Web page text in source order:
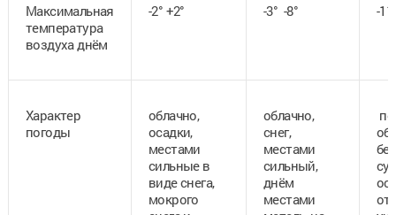
Максимальная
температура
воздуха днём
-2° +2° -3° -8° -
Характер
погоды
облачно,
осадки,
местами
сильные в
виде снега,
мокрого
облачно,
снег,
местами
сильный,
днём
местами
без